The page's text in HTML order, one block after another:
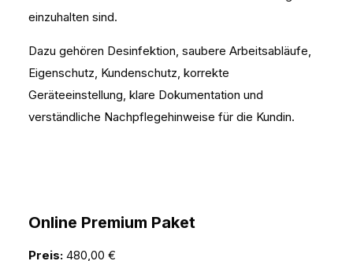
einzuhalten sind.
Dazu gehören Desinfektion, saubere Arbeitsabläufe,
Eigenschutz, Kundenschutz, korrekte
Geräteeinstellung, klare Dokumentation und
verständliche Nachpflegehinweise für die Kundin.
Online Premium Paket
Preis: 480,00 €